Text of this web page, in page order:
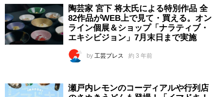
陶芸家 宮下 将太氏による特別作品 全
82作品がWEB上で見て・買える。オン
ライン個展＆ショップ「ナラティブ・
エキシビジョン」7月末日まで実施
by 工芸プレス 約 3 年前
瀬戸内レモンのコーディアルや行列店